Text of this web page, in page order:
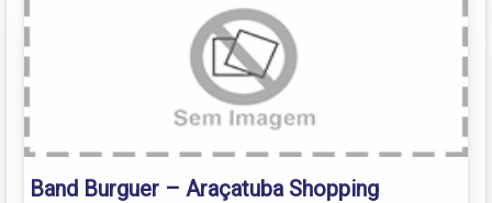
Band Burguer – Araçatuba Shopping